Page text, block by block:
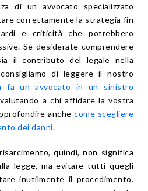
di un avvocato specializzato
correttamente la strategia fin
e criticità che potrebbero
Se desiderate comprendere
il contributo del legale nella
di leggere il nostro
fa un avvocato in un sinistro
a chi affidare la vostra
anchecome scegliere
dei danni.
quindi, non significa
legge, ma evitare tutti quegli
inutilmente il procedimento.